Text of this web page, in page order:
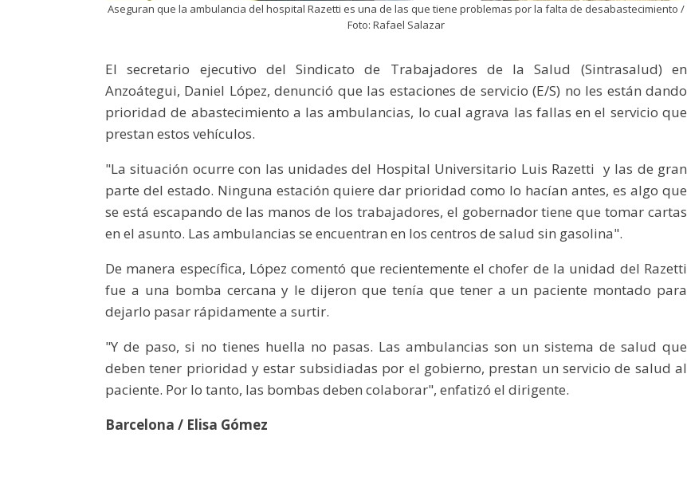
Aseguran que la ambulancia del hospital Razetti es una de las que tiene problemas por la falta de desabastecimiento /
Foto: Rafael Salazar
El secretario ejecutivo del Sindicato de Trabajadores de la Salud (Sintrasalud) en
Anzoátegui, Daniel López, denunció que las estaciones de servicio (E/S) no les están dando
prioridad de abastecimiento a las ambulancias, lo cual agrava las fallas en el servicio que
prestan estos vehículos.
"La situación ocurre con las unidades del Hospital Universitario Luis Razetti y las de gran
parte del estado. Ninguna estación quiere dar prioridad como lo hacían antes, es algo que
se está escapando de las manos de los trabajadores, el gobernador tiene que tomar cartas
en el asunto. Las ambulancias se encuentran en los centros de salud sin gasolina".
De manera específica, López comentó que recientemente el chofer de la unidad del Razetti
fue a una bomba cercana y le dijeron que tenía que tener a un paciente montado para
dejarlo pasar rápidamente a surtir.
"Y de paso, si no tienes huella no pasas. Las ambulancias son un sistema de salud que
deben tener prioridad y estar subsidiadas por el gobierno, prestan un servicio de salud al
paciente. Por lo tanto, las bombas deben colaborar", enfatizó el dirigente.
Barcelona / Elisa Gómez